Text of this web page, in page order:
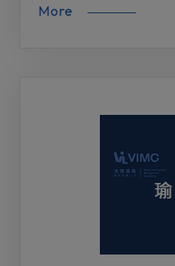
More